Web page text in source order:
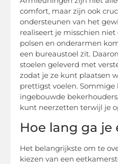
comfort, maar zijn ook
ondersteunen van het
realiseert je misschien
polsen en onderarmen
een bureaustoel zit.
stoelen geleverd met
zodat je ze kunt plaatsen
prettigst voelen. Sommige
ingebouwde
kunt neerzetten terwijl je
Hoe lang ga je
Het belangrijkste om te
kiezen van een